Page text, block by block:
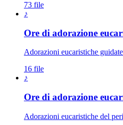
73 file
♪
Ore di adorazione
Adorazioni eucaristiche
16 file
♪
Ore di adorazione
Adorazioni eucaristiche del